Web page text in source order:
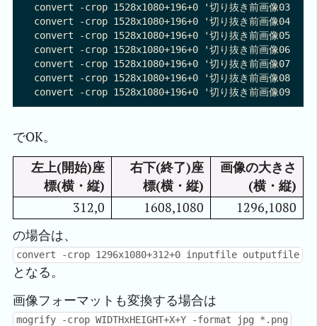
convert -crop 1528x1080+196+0 '切り抜き前画像
convert -crop 1528x1080+196+0 '切り抜き前画像
convert -crop 1528x1080+196+0 '切り抜き前画像
convert -crop 1528x1080+196+0 '切り抜き前画像
convert -crop 1528x1080+196+0 '切り抜き前画像
convert -crop 1528x1080+196+0 '切り抜き前画像
でOK。
左上(開始)座
標(横・縦)
右下(終了)座
標(横・縦)
画像の大きさ
(横・縦)
312,0
1608,1080
1296,1080
の場合は、
convert -crop 1296x1080+312+0 inputfile outputfile
となる。
画像フォーマットも変換する場合は
mogrify -crop WIDTHxHEIGHT+X+Y -format jpg *.png